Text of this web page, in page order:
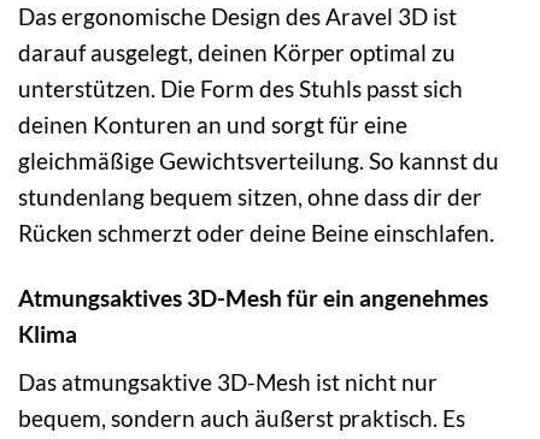
Das ergonomische Design des Aravel 3D ist
darauf ausgelegt, deinen Körper optimal zu
unterstützen. Die Form des Stuhls passt sich
deinen Konturen an und sorgt für eine
gleichmäßige Gewichtsverteilung. So kannst du
stundenlang bequem sitzen, ohne dass dir der
Rücken schmerzt oder deine Beine einschlafen.
Atmungsaktives 3D-Mesh für ein angenehmes
Klima
Das atmungsaktive 3D-Mesh ist nicht nur
bequem, sondern auch äußerst praktisch. Es